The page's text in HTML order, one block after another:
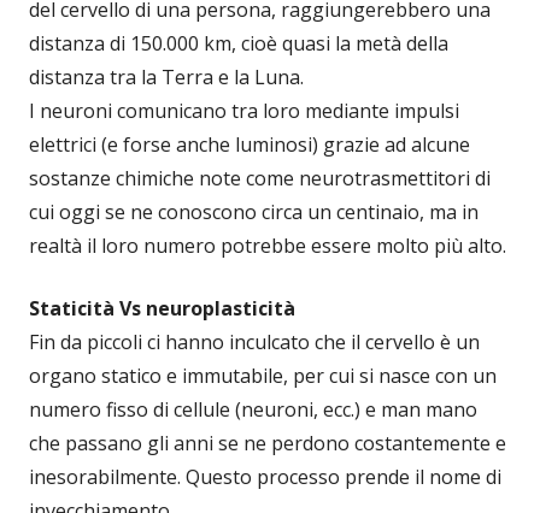
del cervello di una persona, raggiungerebbero una
distanza di 150.000 km, cioè quasi la metà della
distanza tra la Terra e la Luna.
I neuroni comunicano tra loro mediante impulsi
elettrici (e forse anche luminosi) grazie ad alcune
sostanze chimiche note come neurotrasmettitori di
cui oggi se ne conoscono circa un centinaio, ma in
realtà il loro numero potrebbe essere molto più alto.
Staticità Vs neuroplasticità
Fin da piccoli ci hanno inculcato che il cervello è un
organo statico e immutabile, per cui si nasce con un
numero fisso di cellule (neuroni, ecc.) e man mano
che passano gli anni se ne perdono costantemente e
inesorabilmente. Questo processo prende il nome di